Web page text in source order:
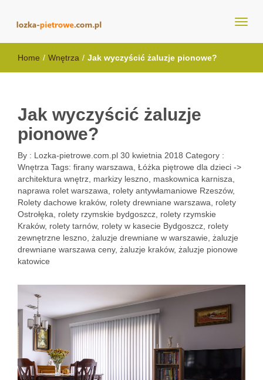
lozka-pietrowe.com.pl
Home / Wnętrza / Jak wyczyścić żaluzje pionowe?
Jak wyczyścić żaluzje
pionowe?
By : Lozka-pietrowe.com.pl 30 kwietnia 2018 Category :
Wnętrza Tags: firany warszawa Łóżka piętrowe dla dzieci ->
architektura wnętrz markizy leszno maskownica karnisza
naprawa rolet warszawa
rolety antywłamaniowe Rzeszów,
Rolety dachowe kraków, rolety drewniane warszawa
rolety
Ostrołęka
rolety rzymskie bydgoszcz rolety rzymskie
Kraków, rolety tarnów, rolety w kasecie Bydgoszcz rolety
zewnętrzne leszno żaluzje drewniane w warszawie żaluzje
drewniane warszawa ceny, żaluzje kraków, żaluzje pionowe
katowice